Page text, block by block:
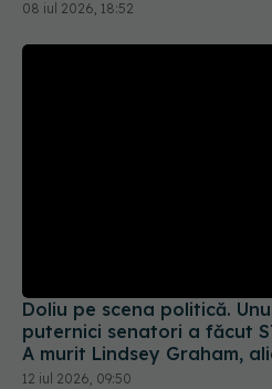
08 iul 2026, 18:52
Doliu pe scena politică.
puternici senatori a făcut
A murit Lindsey Graham,
12 iul 2026, 09:50